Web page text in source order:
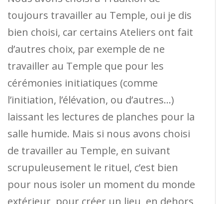
toujours travailler au Temple, oui je dis
bien choisi, car certains Ateliers ont fait
d’autres choix, par exemple de ne
travailler au Temple que pour les
cérémonies initiatiques (comme
l’initiation, l’élévation, ou d’autres…)
laissant les lectures de planches pour la
salle humide. Mais si nous avons choisi
de travailler au Temple, en suivant
scrupuleusement le rituel, c’est bien
pour nous isoler un moment du monde
extérieur, pour créer un lieu, en dehors